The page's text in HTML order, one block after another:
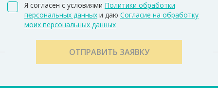
Я согласен с условиями Политики обработки
персональных данных и даю Согласие на обработку
моих персональных данных
ОТПРАВИТЬ ЗАЯВКУ